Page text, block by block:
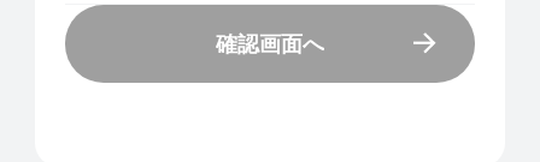
確認画面へ
確認画面へ